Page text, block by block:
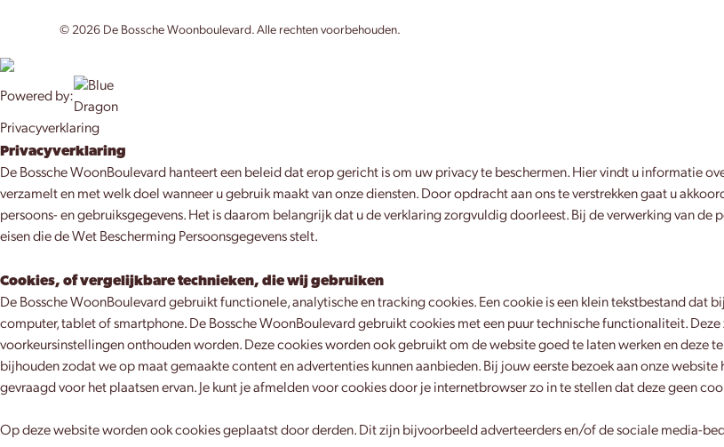
© 2026 De Bossche Woonboulevard. Alle rechten voorbehouden.
Powered by:
Privacyverklaring
Privacyverklaring
De Bossche WoonBoulevard hanteert een beleid dat erop gericht is om uw privacy te beschermen. Hier vindt u informatie
verzamelt en met welk doel wanneer u gebruik maakt van onze diensten. Door opdracht aan ons te verstrekken gaat u
persoons- en gebruiksgegevens. Het is daarom belangrijk dat u de verklaring zorgvuldig doorleest. Bij de verwerking van de
eisen die de Wet Bescherming Persoonsgegevens stelt.
Cookies, of vergelijkbare technieken, die wij gebruiken
De Bossche WoonBoulevard gebruikt functionele, analytische en tracking cookies. Een cookie is een klein tekstbestand dat
computer, tablet of smartphone. De Bossche WoonBoulevard gebruikt cookies met een puur technische functionaliteit.
voorkeursinstellingen onthouden worden. Deze cookies worden ook gebruikt om de website goed te laten werken en deze
bijhouden zodat we op maat gemaakte content en advertenties kunnen aanbieden. Bij jouw eerste bezoek aan onze
gevraagd voor het plaatsen ervan. Je kunt je afmelden voor cookies door je internetbrowser zo in te stellen dat deze geen
Op deze website worden ook cookies geplaatst door derden. Dit zijn bijvoorbeeld adverteerders en/of de sociale media-